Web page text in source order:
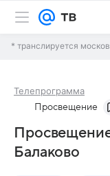
* транслируется
Телепрограмма
Просвещение
Балаково